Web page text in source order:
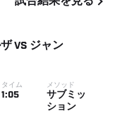
VS ジャン
タイム
1:05
メソッド
サブミッ
ション